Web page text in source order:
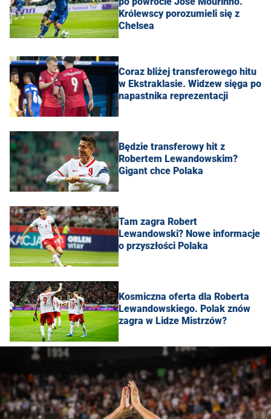
Królewscy porozumieli się z
Chelsea
Coraz bliżej transferowego hitu
w Ekstraklasie. Widzew sięga po
napastnika reprezentacji
Będzie transferowy hit z
Robertem Lewandowskim?
Gigant chce Polaka
Tam zagra Robert
Lewandowski? Nowe informacje
o przyszłości Polaka
Kosmiczna oferta dla Roberta
Lewandowskiego. Polak znów
zagra w Lidze Mistrzów?